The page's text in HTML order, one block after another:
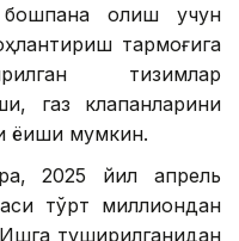
олиш учун
тармоғига
тизимлар
газ клапанларини
ёқиши мумкин.
2025 йил апрель
тўрт миллиондан
туширилганидан